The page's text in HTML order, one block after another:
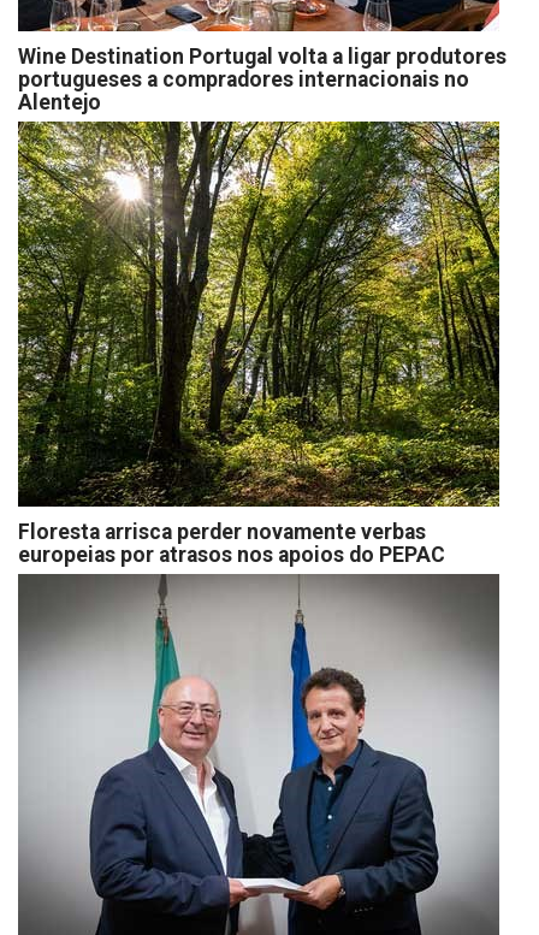
Wine Destination Portugal volta a ligar produtores
portugueses a compradores internacionais no
Alentejo
Floresta arrisca perder novamente verbas
europeias por atrasos nos apoios do PEPAC